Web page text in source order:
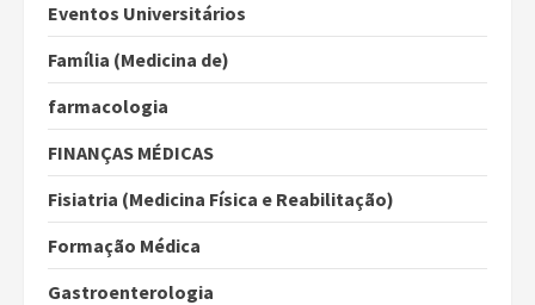
Eventos Universitários
Família (Medicina de)
farmacologia
FINANÇAS MÉDICAS
Fisiatria (Medicina Física e Reabilitação)
Formação Médica
Gastroenterologia